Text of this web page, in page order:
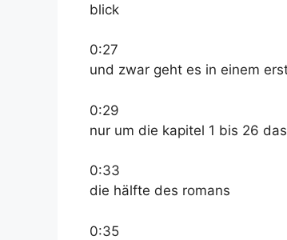
blick
0:27
und zwar geht es in einem
0:29
nur um die kapitel 1 bis 26
0:33
die hälfte des romans
0:35